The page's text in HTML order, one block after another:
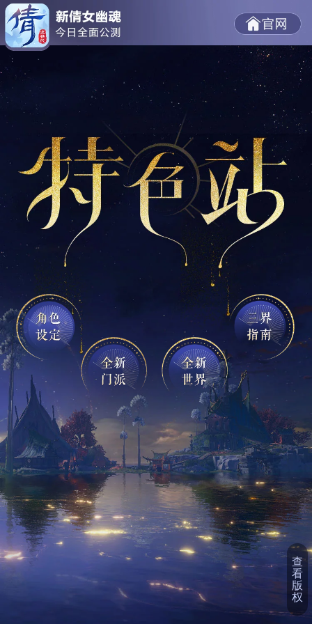
查
看
版
权
请旋转屏幕横屏查看
长按可保存图片到本地